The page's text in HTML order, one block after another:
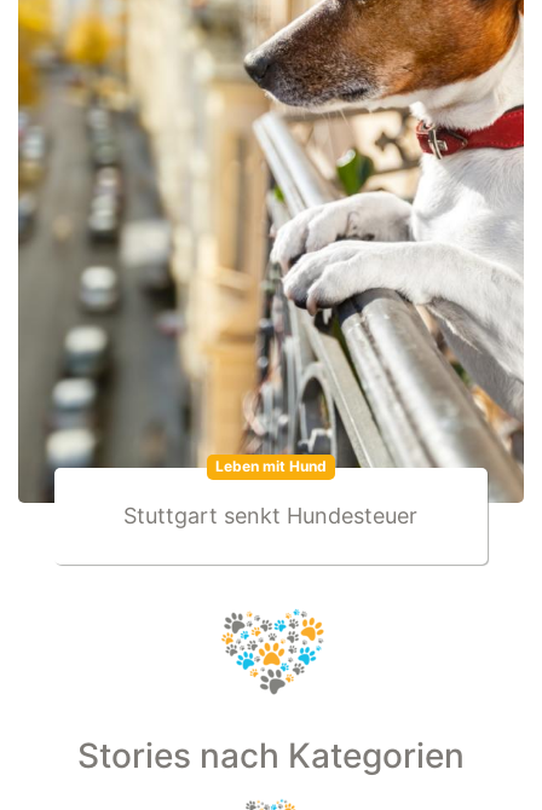
Leben mit Hund
Stuttgart senkt Hundesteuer
Stories nach Kategorien